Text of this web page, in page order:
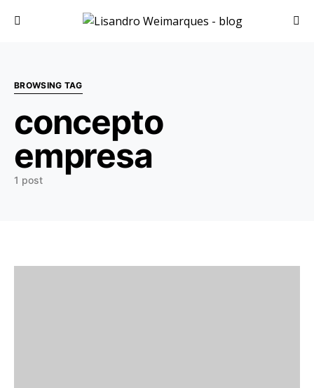
Search for:
BROWSING TAG
concepto
empresa
1 post